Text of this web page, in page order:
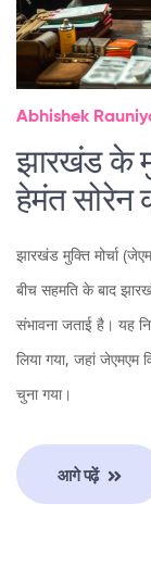
Abhishek
झारखंड के
हेमंत सोरेन
झारखंड मुक्ति मोर्चा
बीच सहमति के बाद
संभावना जताई है। यह
लिया गया, जहां जेएमएम
चुना गया।
आगे पढ़ें